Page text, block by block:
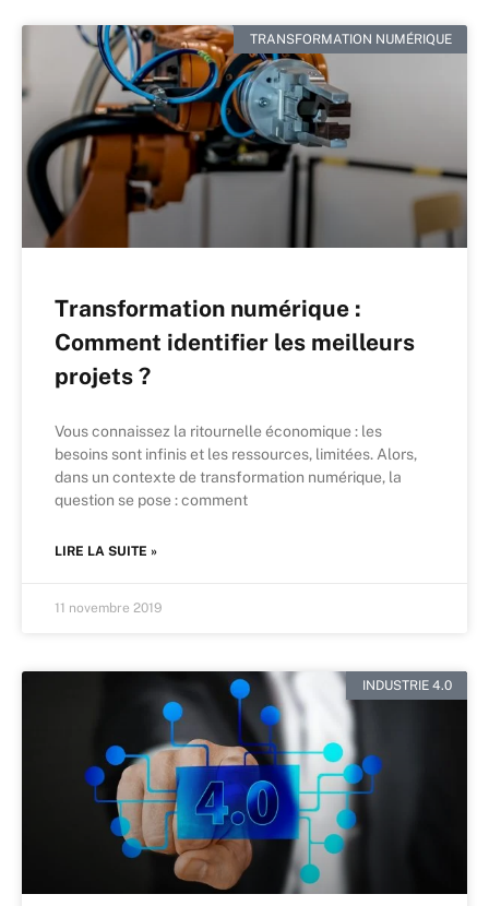
TRANSFORMATION NUMÉRIQUE
Transformation numérique :
Comment identifier les meilleurs
projets ?
Vous connaissez la ritournelle économique : les
besoins sont infinis et les ressources, limitées. Alors,
dans un contexte de transformation numérique, la
question se pose : comment
LIRE LA SUITE »
11 novembre 2019
INDUSTRIE 4.0